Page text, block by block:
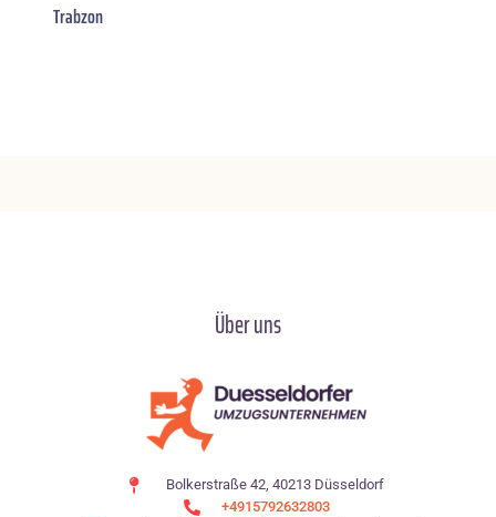
Trabzon
Über uns
Bolkerstraße 42, 40213 Düsseldorf
+4915792632803